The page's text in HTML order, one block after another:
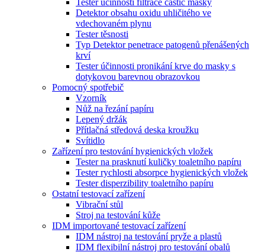
Tester účinnosti filtrace částic masky
Detektor obsahu oxidu uhličitého ve
vdechovaném plynu
Tester těsnosti
Typ Detektor penetrace patogenů přenášených
krví
Tester účinnosti pronikání krve do masky s
dotykovou barevnou obrazovkou
Pomocný spotřebič
Vzorník
Nůž na řezání papíru
Lepený držák
Přítlačná středová deska kroužku
Svítidlo
Zařízení pro testování hygienických vložek
Tester na prasknutí kuličky toaletního papíru
Tester rychlosti absorpce hygienických vložek
Tester disperzibility toaletního papíru
Ostatní testovací zařízení
Vibrační stůl
Stroj na testování kůže
IDM importované testovací zařízení
IDM nástroj na testování pryže a plastů
IDM flexibilní nástroj pro testování obalů